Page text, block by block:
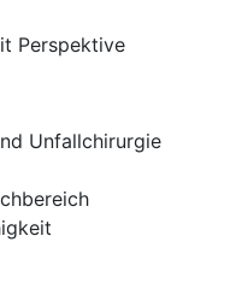
Perspektive
Unfallchirurgie